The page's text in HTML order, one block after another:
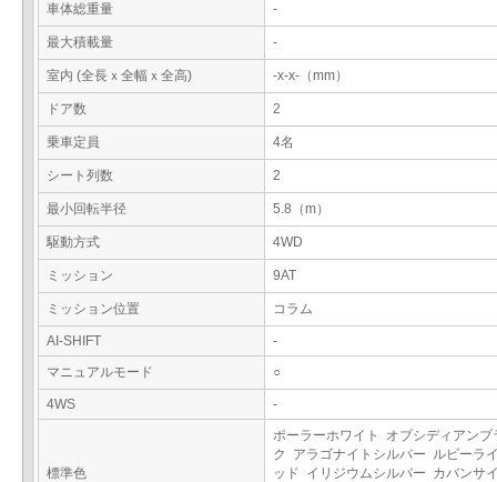
車体総重量 -
最大積載量 -
室内 (全長ｘ全幅ｘ全高) -x-x-（mm）
ドア数 2
乗車定員 4名
シート列数 2
最小回転半径 5.8（m）
駆動方式 4WD
ミッション 9AT
ミッション位置 コラム
AI-SHIFT
-
マニュアルモード
○
4WS -
標準色
ポーラーホワイト オブシディアンブ
ク アラゴナイトシルバー ルビーラ
ッド イリジウムシルバー カバンサ